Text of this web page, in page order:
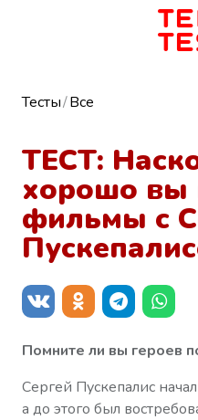
Тесты Все
ТЕСТ:
хорошо вы
фильмы с
Помните ли вы героев
Сергей Пускепалис
а до этого был